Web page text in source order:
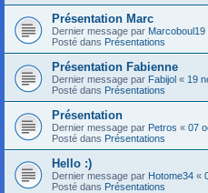
Présentation Marc
Dernier message par Marcoboul19
Posté dans Présentations
Présentation Fabienne
Dernier message par Fabijol « 19
Posté dans Présentations
Présentation
Dernier message par Petros « 07
Posté dans Présentations
Hello :)
Dernier message par Hotome34 «
Posté dans Présentations